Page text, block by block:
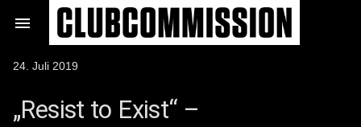
Inhalt

Veröffentlicht
24. Juli 2019
„Resist to Exist“ –